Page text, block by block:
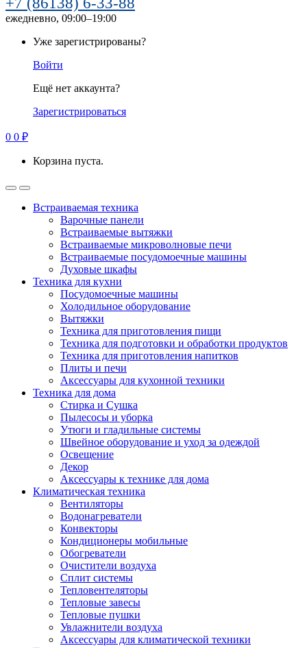
ежедневно, 09:00–19:00
Уже зарегистрированы?
Войти
Ещё нет аккаунта?
Зарегистрироваться
0 0 ₽
Корзина пуста.
Встраиваемая техника
Варочные панели
Встраиваемые вытяжки
Встраиваемые микроволновые печи
Встраиваемые посудомоечные машины
Духовые шкафы
Техника для кухни
Посудомоечные машины
Холодильное оборудование
Вытяжки
Техника для приготовления пищи
Техника для подготовки и обработки продуктов
Техника для приготовления напитков
Плиты и печи
Аксессуары для кухонной техники
Техника для дома
Стирка и Сушка
Пылесосы и уборка
Утюги и гладильные системы
Швейное оборудование и уход за одеждой
Освещение
Декор
Аксессуары к технике для дома
Климатическая техника
Вентиляторы
Водонагреватели
Конвекторы
Кондиционеры мобильные
Обогреватели
Очистители воздуха
Сплит системы
Тепловентеляторы
Тепловые завесы
Тепловые пушки
Увлажнители воздуха
Аксессуары для климатической техники